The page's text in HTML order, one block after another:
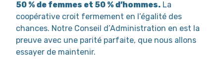
50 % de femmes et 50 % d’hommes. La
coopérative croit fermement en l’égalité des
chances. Notre Conseil d’Administration en est la
preuve avec une parité parfaite, que nous allons
essayer de maintenir.